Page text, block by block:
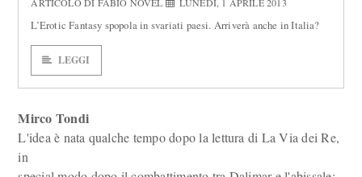
L’Erotic Fantasy spopola in svariati paesi. Arriverà anche in Italia?
LEGGI
Mirco Tondi
L'idea è nata qualche tempo dopo la lettura di La Via dei Re,
in